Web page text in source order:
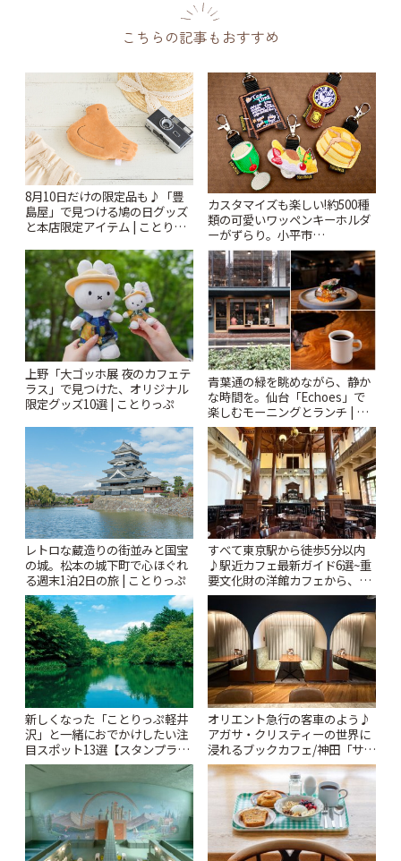
こちらの記事もおすすめ
8月10日だけの限定品も♪「豊
島屋」で見つける鳩の日グッズ
と本店限定アイテム | ことりっ
カスタマイズも楽しい!約500種
類の可愛いワッペンキーホルダ
ーがずらり。小平市
「Kimamaya T&K」 | ことりっ
ぷ
上野「大ゴッホ展 夜のカフェテ
ラス」で見つけた、オリジナル
限定グッズ10選 | ことりっぷ
青葉通の緑を眺めながら、静か
な時間を。仙台「Echoes」で
楽しむモーニングとランチ | こ
とりっぷ
レトロな蔵造りの街並みと国宝
の城。松本の城下町で心ほぐれ
る週末1泊2日の旅 | ことりっぷ
すべて東京駅から徒歩5分以内
♪駅近カフェ最新ガイド6選~重
要文化財の洋館カフェから、改
札すぐのレトロ喫茶まで~ | こと
りっぷ
新しくなった「ことりっぷ軽井
沢」と一緒におでかけしたい注
目スポット13選【スタンプラリ
ー開催中】 | ことりっぷ
オリエント急行の客車のよう♪
アガサ・クリスティーの世界に
浸れるブックカフェ/神田「サロ
ンクリスティ」 | ことりっぷ